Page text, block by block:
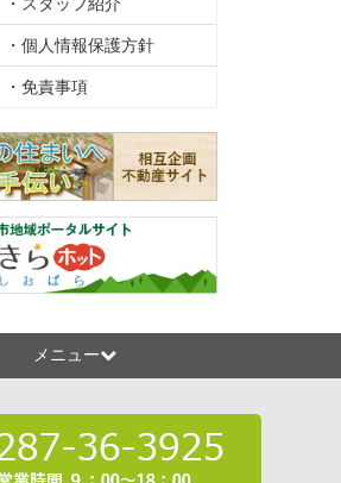
・スタッフ紹介
・個人情報保護方針
・免責事項
メニュー